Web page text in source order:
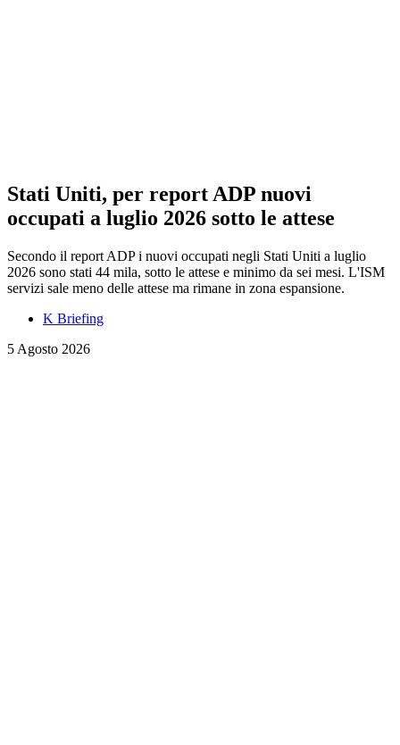
Stati Uniti, per report ADP nuovi
occupati a luglio 2026 sotto le attese
Secondo il report ADP i nuovi occupati negli Stati Uniti a luglio
2026 sono stati 44 mila, sotto le attese e minimo da sei mesi. L'ISM
servizi sale meno delle attese ma rimane in zona espansione.
K Briefing
5 Agosto 2026